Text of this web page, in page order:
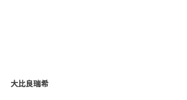
大比良瑞希